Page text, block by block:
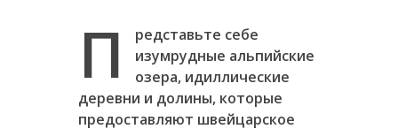
П
редставьте себе
изумрудные альпийские
озера, идиллические
деревни и долины, которые
предоставляют швейцарское